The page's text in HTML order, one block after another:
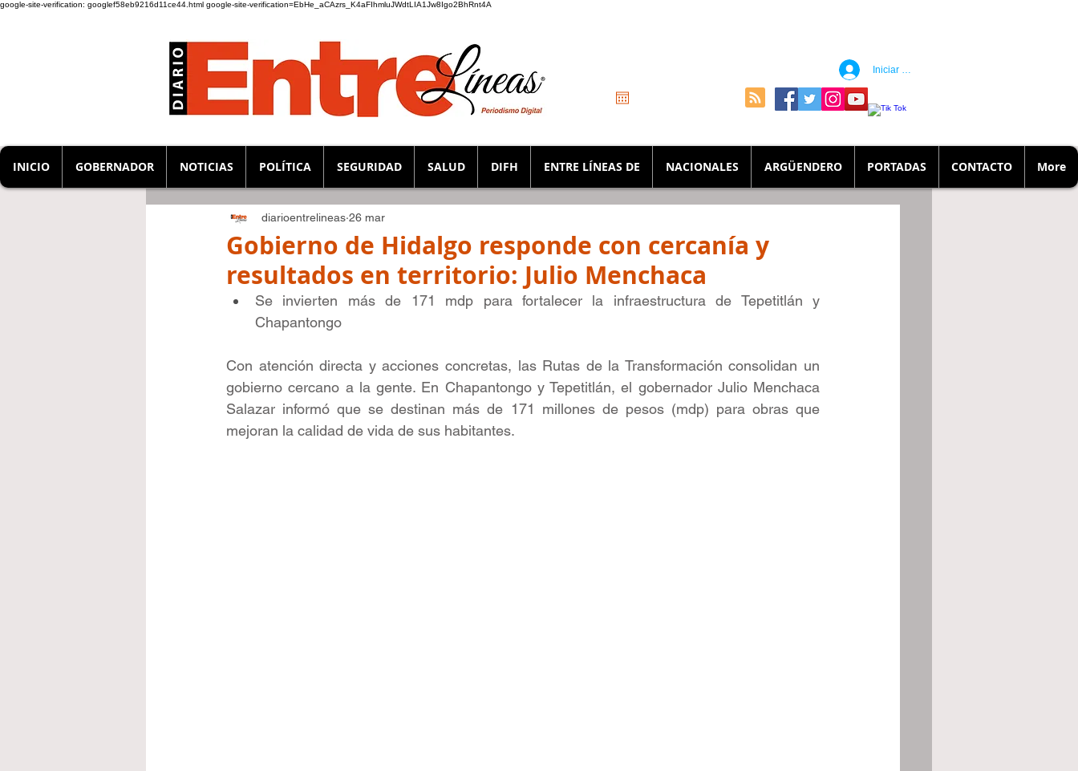
google-site-verification: googlef58eb9216d11ce44.html google-site-verification=EbHe_aCAzrs_K4aFIhmluJWdtLIA1Jw8Igo2BhRnt4A
Iniciar sesión
INICIO GOBERNADOR NOTICIAS POLÍTICA SEGURIDAD SALUD DIFH ENTRE LÍNEAS DE NACIONALES ARGÜENDERO PORTADAS CONTACTO More
Gobierno de Hidalgo responde con cercanía y
resultados en territorio: Julio Menchaca
diarioentrelineas 26 mar
Se invierten más de 171 mdp para fortalecer la infraestructura de Tepetitlán y
Chapantongo
Con atención directa y acciones concretas, las Rutas de la Transformación consolidan un
gobierno cercano a la gente. En Chapantongo y Tepetitlán, el gobernador Julio Menchaca
Salazar informó que se destinan más de 171 millones de pesos (mdp) para obras que
mejoran la calidad de vida de sus habitantes.